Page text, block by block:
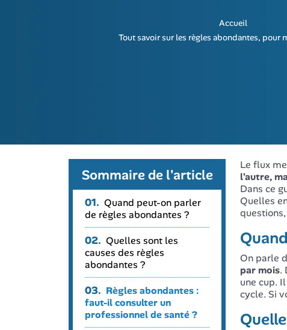
Accueil
Tout savoir sur les règles abondantes, pour
Le flux
l'autre,
Dans ce
Quelles
On parle
par mois.
une cup.
cycle. Si
Sommaire de l'article
01. Quand peut-on parler
de règles abondantes ?
02. Quelles sont les
causes des règles
abondantes ?
03. Règles abondantes :
faut-il consulter un
professionnel de santé ?